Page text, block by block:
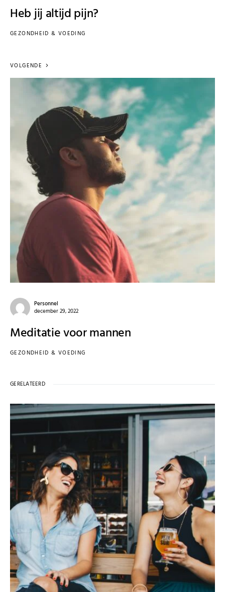
Heb jij altijd pijn?
GEZONDHEID & VOEDING
VOLGENDE
Personnel
december 29, 2022
Meditatie voor mannen
GEZONDHEID & VOEDING
GERELATEERD